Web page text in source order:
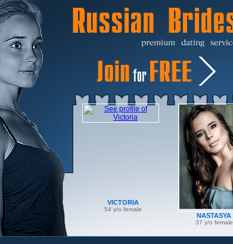
VICTORIA
54 y/o female
NASTASYA
37 y/o female